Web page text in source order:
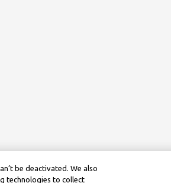
be deactivated. We also
technologies to collect